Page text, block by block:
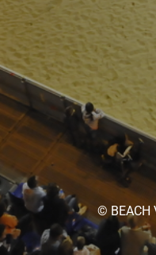
© BEACH